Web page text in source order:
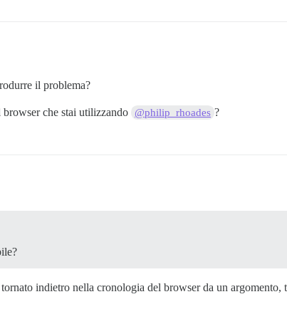
il problema?
browser che stai utilizzando @philip_rhoades ?
indietro nella cronologia del browser da un argomento,